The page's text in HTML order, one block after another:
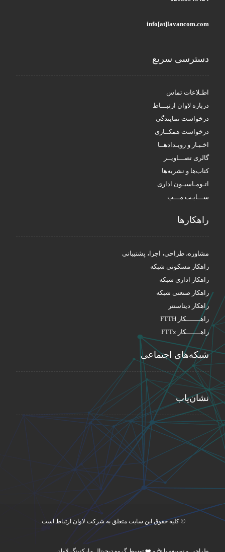
info[at]lavancom.com
دسترسی سریع
اطـلاعات تماس
درباره لاوان ارتبـــاط
درخواست نمایندگی
درخواست همکــاری
اخـبـار و رویـدادهــا
گالری تصـــاویــر
کتاب‌ها و نشریه‌ها
اتـومـاسیـون اداری
ســـایـت مـــپ
راهکار‌ها
مشاوره، طراحی، اجرا، پشتیبانی
راهکار مسکونی شبکه
راهکار اداری شبکه
راهکار صنعتی شبکه
راهکار دیتاسنتر
راهـــــــکار FTTH
راهـــــــکار FTTx
شبکه‌های اجتماعی
نشان‌یاب
© کلیه حقوق این سایت متعلق به شرکت لاوان ارتباط است.